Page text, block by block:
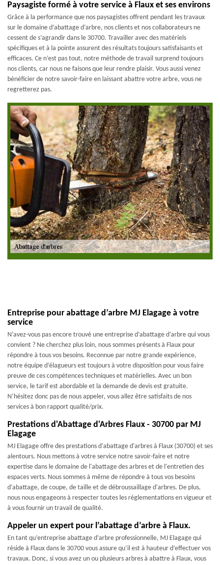
Paysagiste formé à votre service à Flaux et ses environs
Grâce à la performance que nos paysagistes offrent pendant les travaux
sur le domaine d’abattage d’arbre, nos clients et nos collaborateurs ne
cessent de s’agrandir dans le 30700. Travailler avec des matériels
spécifiques et à la pointe assurent des résultats toujours satisfaisants et
efficaces. Ce n’est pas tout, notre méthode de travail surprend toujours
nos clients, car nous ne faisons que leur rendre plaisir. Vous aussi venez
bénéficier de notre savoir-faire en laissant abattre votre arbre, vous ne
regretterez pas.
Entreprise pour abattage d’arbre MJ Elagage à votre
service
N’avez-vous pas encore trouvé une entreprise d’abattage d’arbre qui vous
convient ? Ne cherchez plus loin, nous sommes présents à Flaux pour
répondre à tous vos besoins. Reconnue par notre grande expérience,
notre équipe d’élagueurs est toujours à votre disposition pour vous faire
preuve de ces compétences techniques et matérielles. Avec un bon
service, le tarif est abordable et la demande de devis est gratuite.
N’hésitez donc pas de nous appeler, vous allez être satisfaits de nos
services à bon rapport qualité/prix.
Prestations d'Abattage d'Arbres Flaux - 30700 par MJ
Elagage
MJ Elagage offre des prestations d'abattage d'arbres à Flaux (30700) et ses
alentours. Nous mettons à votre service notre savoir-faire et notre
expertise dans le domaine de l'abattage des arbres et de l'entretien des
espaces verts. Nous sommes à même de répondre à tous vos besoins
d'abattage, de coupe, de taille et de débroussaillage d'arbres. De plus,
nous nous engageons à respecter toutes les réglementations en vigueur et
à vous fournir un travail de qualité.
Appeler un expert pour l’abattage d’arbre à Flaux.
En tant qu’entreprise abattage d’arbre professionnelle, MJ Elagage qui
réside à Flaux dans le 30700 vous assure qu’il est à hauteur d’effectuer vos
travaux. Donc, si vous avez un ou plusieurs arbres à abattre à Flaux, vous